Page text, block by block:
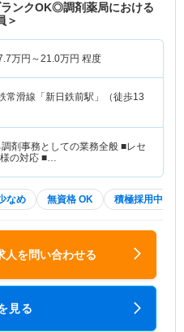
ランクOK◎調剤薬局における
＞
万円～21.0万円 程度
常滑線「新日鉄前駅」（徒歩13
剤事務としての業務全般 ■レセ
の対応 ■…
なめ 無資格 OK 積極採用中
人を問い合わせる
見る